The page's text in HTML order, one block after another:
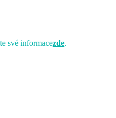
své informacezde.